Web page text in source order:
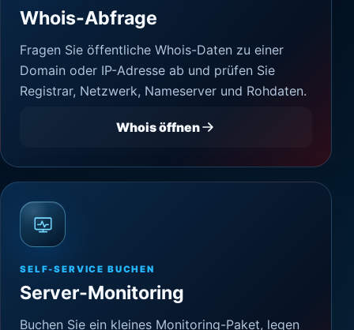
Whois-Abfrage
Fragen Sie öffentliche Whois-Daten zu einer
Domain oder IP-Adresse ab und prüfen Sie
Registrar, Netzwerk, Nameserver und Rohdaten.
Whois öffnen
SELF-SERVICE BUCHEN
Server-Monitoring
Buchen Sie ein kleines Monitoring-Paket, legen